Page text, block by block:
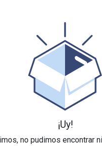
¡Uy!
no pudimos encontrar